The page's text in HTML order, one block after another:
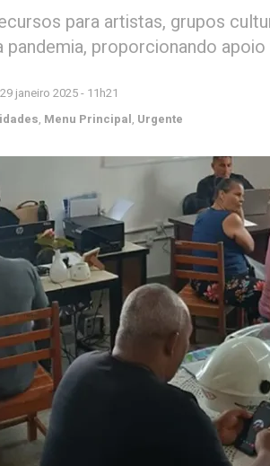
para artistas, grupos
proporcionando
29 janeiro 2025 - 11h21
, Menu Principal, Urgente